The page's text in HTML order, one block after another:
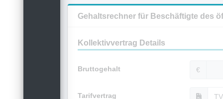
Gehaltsrechner für Beschäftigte des
Kollektivvertrag Details
Bruttogehalt €
Tarifvertrag